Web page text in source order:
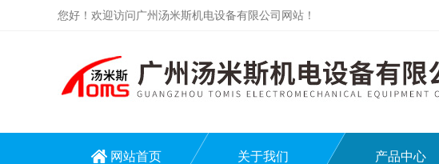
您好！欢迎访问广州汤米斯机电设备有限公司网站！
网站首页 关于我们 产品中心